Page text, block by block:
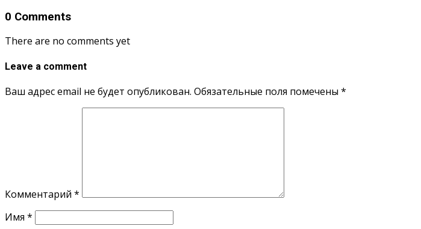
0 Comments
There are no comments yet
Leave a comment
Ваш адрес email не будет опубликован. Обязательные поля помечены *
Комментарий *
Имя *